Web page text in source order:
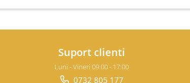
Suport clienti
Luni - Vineri 09:00 - 17:00
0732 805 177